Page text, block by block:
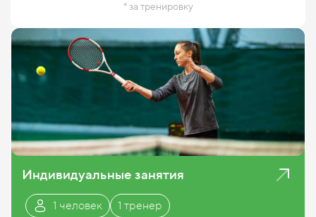
* за тренировку
Индивидуальные занятия
1 человек 1 тренер